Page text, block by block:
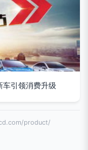
引领消费升级
product/